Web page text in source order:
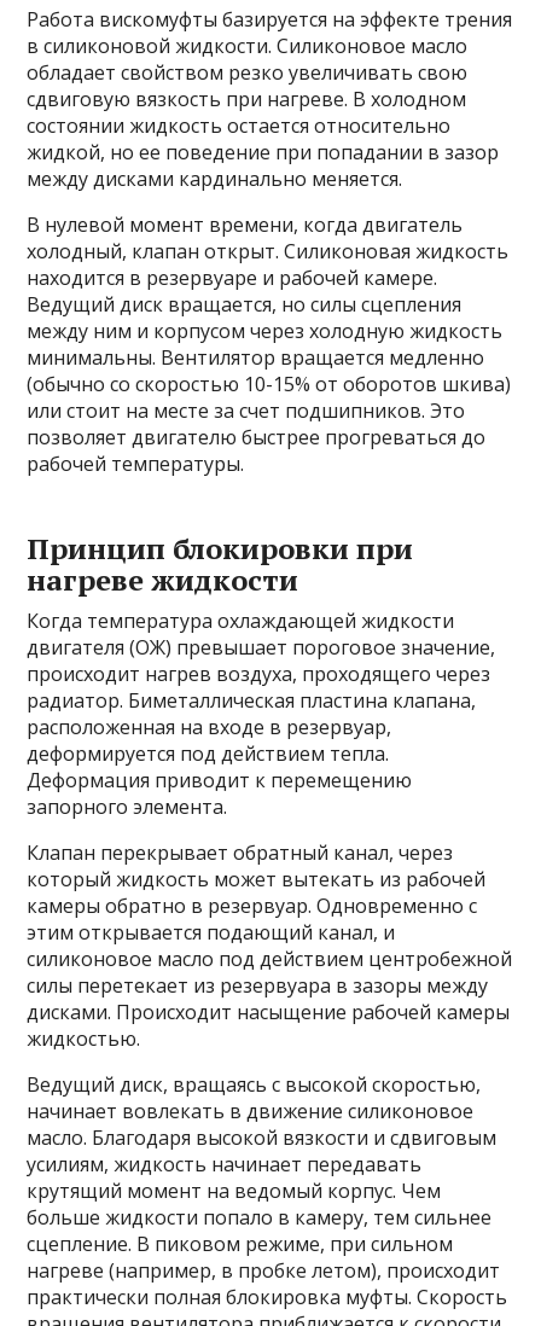
Работа вискомуфты базируется на эффекте трения
в силиконовой жидкости. Силиконовое масло
обладает свойством резко увеличивать свою
сдвиговую вязкость при нагреве. В холодном
состоянии жидкость остается относительно
жидкой, но ее поведение при попадании в зазор
между дисками кардинально меняется.
В нулевой момент времени, когда двигатель
холодный, клапан открыт. Силиконовая жидкость
находится в резервуаре и рабочей камере.
Ведущий диск вращается, но силы сцепления
между ним и корпусом через холодную жидкость
минимальны. Вентилятор вращается медленно
(обычно со скоростью 10-15% от оборотов шкива)
или стоит на месте за счет подшипников. Это
позволяет двигателю быстрее прогреваться до
рабочей температуры.
Принцип блокировки при
нагреве жидкости
Когда температура охлаждающей жидкости
двигателя (ОЖ) превышает пороговое значение,
происходит нагрев воздуха, проходящего через
радиатор. Биметаллическая пластина клапана,
расположенная на входе в резервуар,
деформируется под действием тепла.
Деформация приводит к перемещению
запорного элемента.
Клапан перекрывает обратный канал, через
который жидкость может вытекать из рабочей
камеры обратно в резервуар. Одновременно с
этим открывается подающий канал, и
силиконовое масло под действием центробежной
силы перетекает из резервуара в зазоры между
дисками. Происходит насыщение рабочей камеры
жидкостью.
Ведущий диск, вращаясь с высокой скоростью,
начинает вовлекать в движение силиконовое
масло. Благодаря высокой вязкости и сдвиговым
усилиям, жидкость начинает передавать
крутящий момент на ведомый корпус. Чем
больше жидкости попало в камеру, тем сильнее
сцепление. В пиковом режиме, при сильном
нагреве (например, в пробке летом), происходит
практически полная блокировка муфты. Скорость